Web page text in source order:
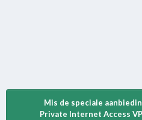
Mis de speciale
Private Internet Access